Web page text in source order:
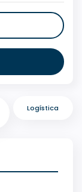
Logística